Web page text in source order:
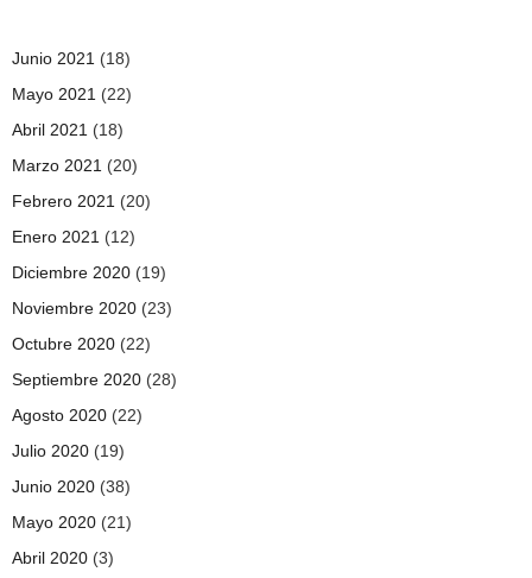
Junio 2021 (18)
Mayo 2021 (22)
Abril 2021 (18)
Marzo 2021 (20)
Febrero 2021 (20)
Enero 2021 (12)
Diciembre 2020 (19)
Noviembre 2020 (23)
Octubre 2020 (22)
Septiembre 2020 (28)
Agosto 2020 (22)
Julio 2020 (19)
Junio 2020 (38)
Mayo 2020 (21)
Abril 2020 (3)